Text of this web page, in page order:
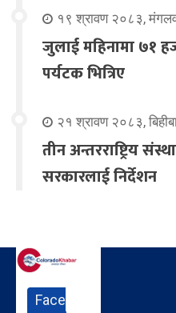
१९ श्रावण २०८३,
जुलाई महिनामा ७१
पर्यटक भित्रिए
२१ श्रावण २०८३,
तीन अन्तरराष्ट्रिय
सरकारलाई निर्देशन
Face